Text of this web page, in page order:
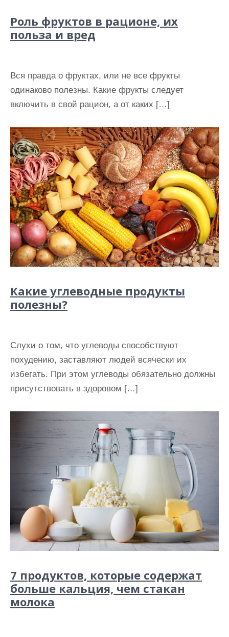
Роль фруктов в рационе, их
польза и вред
Вся правда о фруктах, или не все фрукты
одинаково полезны. Какие фрукты следует
включить в свой рацион, а от каких […]
Какие углеводные продукты
полезны?
Слухи о том, что углеводы способствуют
похудению, заставляют людей всячески их
избегать. При этом углеводы обязательно должны
присутствовать в здоровом […]
7 продуктов, которые содержат
больше кальция, чем стакан
молока